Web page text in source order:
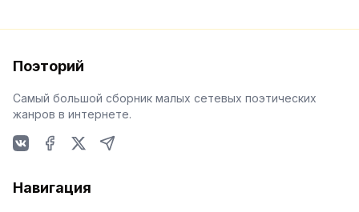
Поэторий
Самый большой сборник малых сетевых поэтических
жанров в интернете.
Навигация